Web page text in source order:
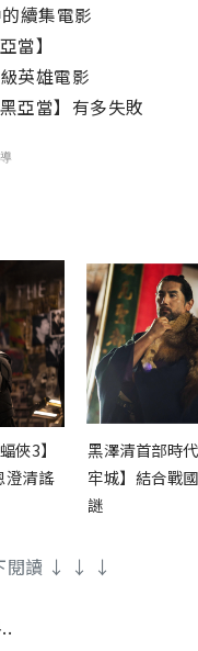
續集電影
當】
英雄電影
亞當】有多失敗
俠3】
澄清謠
黑澤清首部時
牢城】結合戰
謎
閱讀 ↓ ↓ ↓